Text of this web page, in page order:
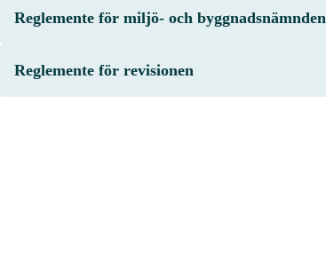
Reglemente för miljö- och byggnadsnämnden
Reglemente för revisionen